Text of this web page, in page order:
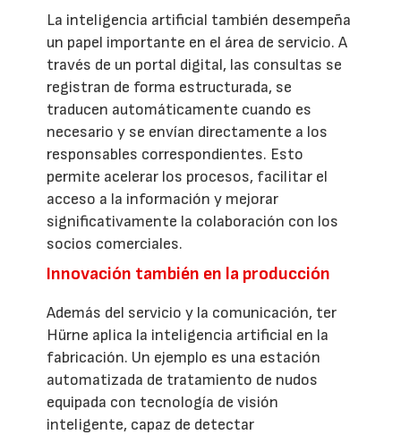
La inteligencia artificial también desempeña
un papel importante en el área de servicio. A
través de un portal digital, las consultas se
registran de forma estructurada, se
traducen automáticamente cuando es
necesario y se envían directamente a los
responsables correspondientes. Esto
permite acelerar los procesos, facilitar el
acceso a la información y mejorar
significativamente la colaboración con los
socios comerciales.
Innovación también en la producción
Además del servicio y la comunicación, ter
Hürne aplica la inteligencia artificial en la
fabricación. Un ejemplo es una estación
automatizada de tratamiento de nudos
equipada con tecnología de visión
inteligente, capaz de detectar